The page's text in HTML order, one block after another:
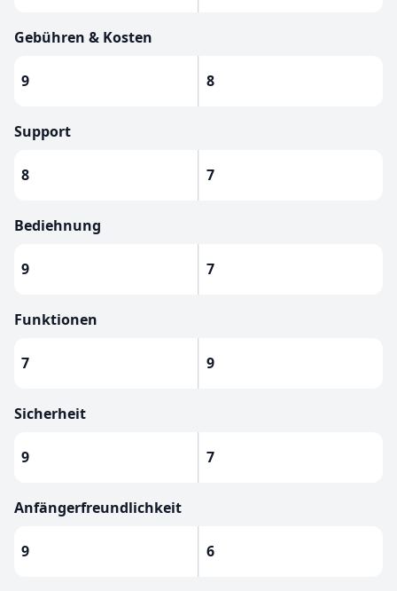
Gebühren & Kosten
9 8
Support
8 7
Bediehnung
9 7
Funktionen
7 9
Sicherheit
9 7
Anfängerfreundlichkeit
9 6